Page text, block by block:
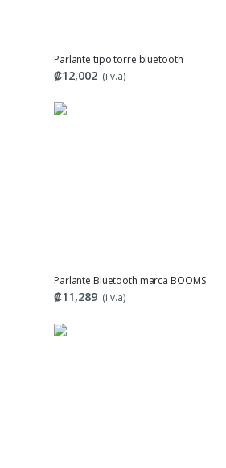
Parlante tipo torre bluetooth
₡12,002 (i.v.a)
Parlante Bluetooth marca BOOMS
₡11,289 (i.v.a)